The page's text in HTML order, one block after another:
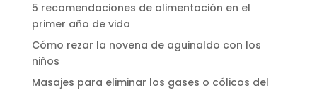
5 recomendaciones de alimentación en el
primer año de vida
Cómo rezar la novena de aguinaldo con los
niños
Masajes para eliminar los gases o cólicos del